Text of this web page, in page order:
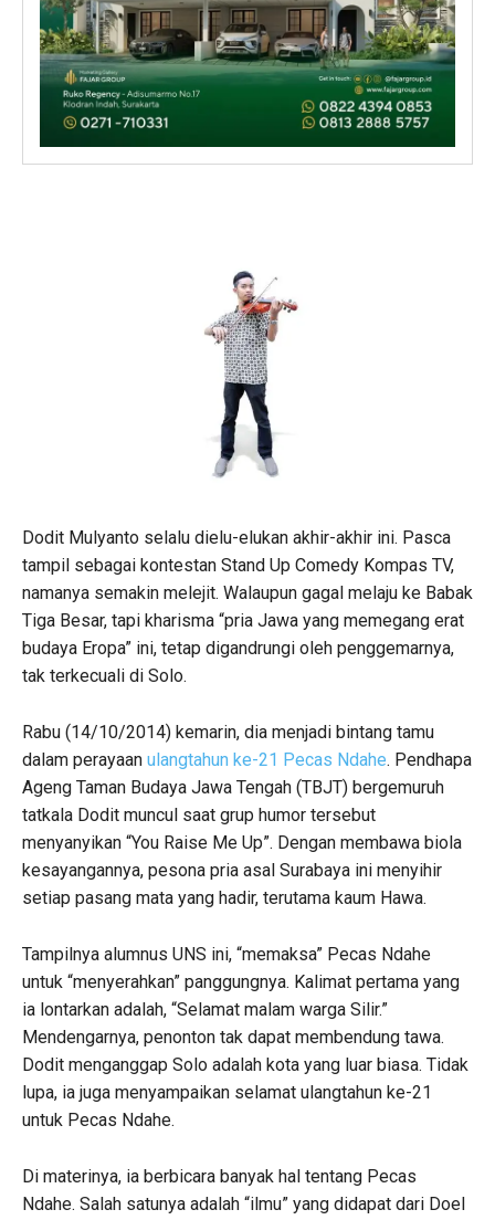
Dodit Mulyanto selalu dielu-elukan akhir-akhir ini. Pasca
tampil sebagai kontestan Stand Up Comedy Kompas TV,
namanya semakin melejit. Walaupun gagal melaju ke Babak
Tiga Besar, tapi kharisma “pria Jawa yang memegang erat
budaya Eropa” ini, tetap digandrungi oleh penggemarnya,
tak terkecuali di Solo.
Rabu (14/10/2014) kemarin, dia menjadi bintang tamu
dalam perayaan ulangtahun ke-21 Pecas Ndahe. Pendhapa
Ageng Taman Budaya Jawa Tengah (TBJT) bergemuruh
tatkala Dodit muncul saat grup humor tersebut
menyanyikan “You Raise Me Up”. Dengan membawa biola
kesayangannya, pesona pria asal Surabaya ini menyihir
setiap pasang mata yang hadir, terutama kaum Hawa.
Tampilnya alumnus UNS ini, “memaksa” Pecas Ndahe
untuk “menyerahkan” panggungnya. Kalimat pertama yang
ia lontarkan adalah, “Selamat malam warga Silir.”
Mendengarnya, penonton tak dapat membendung tawa.
Dodit menganggap Solo adalah kota yang luar biasa. Tidak
lupa, ia juga menyampaikan selamat ulangtahun ke-21
untuk Pecas Ndahe.
Di materinya, ia berbicara banyak hal tentang Pecas
Ndahe. Salah satunya adalah “ilmu” yang didapat dari Doel